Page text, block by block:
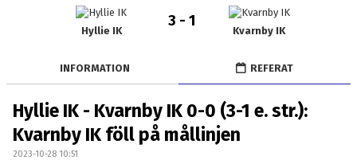
BILDGALLERI
KONTAKT
Hyllie IK
3 - 1
Kvarnby IK
INFORMATION REFERAT
Hyllie IK - Kvarnby IK 0-0 (3-1 e. str.):
Kvarnby IK föll på mållinjen
2023-10-28 10:51